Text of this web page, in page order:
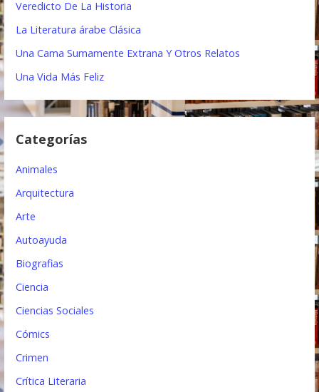
ó
n
d
n
d
a
Veredicto De La Historia
La Literatura árabe Clásica
Una Cama Sumamente Extrana Y Otros Relatos
Una Vida Más Feliz
Categorías
Animales
Arquitectura
Arte
Autoayuda
Biografias
Ciencia
Ciencias Sociales
Cómics
Crimen
Crítica Literaria